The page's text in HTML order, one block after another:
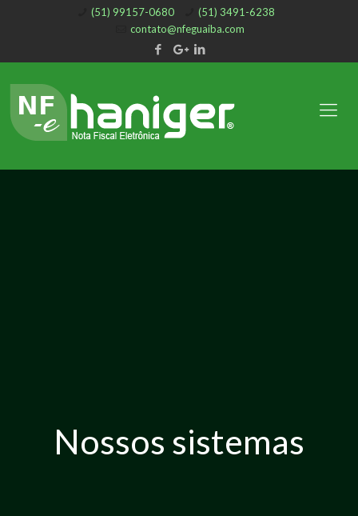
(51) 99157-0680
(51) 3491-6238
contato@nfeguaiba.com
Nossos sistemas